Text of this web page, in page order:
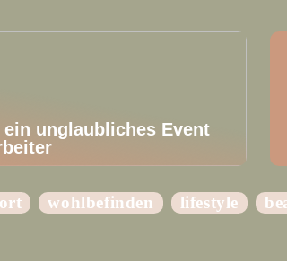
unglaubliches Event
wohlbefinden lifestyle